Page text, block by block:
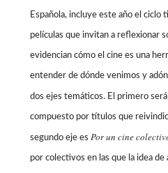
Española, incluye este año el ciclo
películas que invitan a reflexionar
evidencian cómo el cine es una
entender de dónde venimos y
dos ejes temáticos. El primero será
compuesto por títulos que
segundo eje es Por un cine
por colectivos en las que la idea